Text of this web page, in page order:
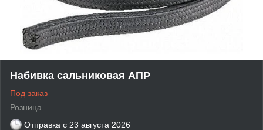
Набивка сальниковая АПР
Под заказ
Розница
Отправка с 23 августа 2026